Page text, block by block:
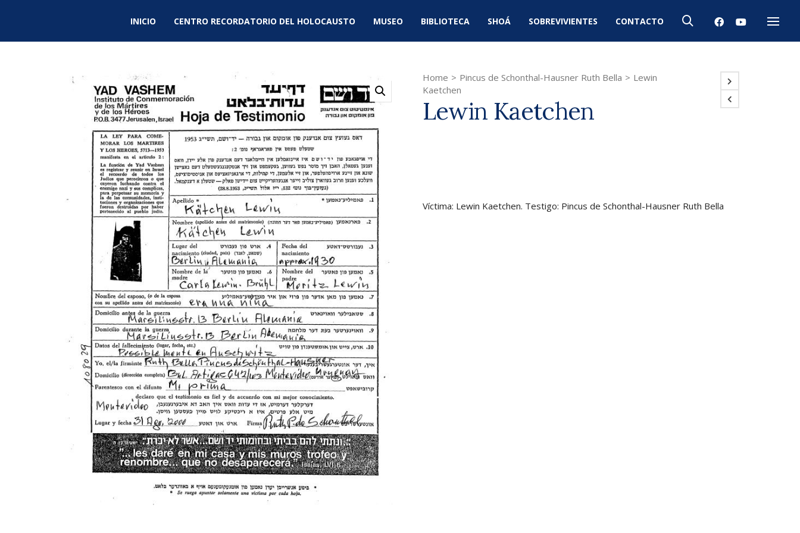
INICIO CENTRO RECORDATORIO DEL HOLOCAUSTO MUSEO BIBLIOTECA SHOÁ SOBREVIVIENTES CONTACTO
Menú
Home > Pincus de Schonthal-Hausner Ruth Bella > Lewin
Kaetchen
Lewin Kaetchen
Víctima: Lewin Kaetchen. Testigo: Pincus de Schonthal-Hausner Ruth Bella